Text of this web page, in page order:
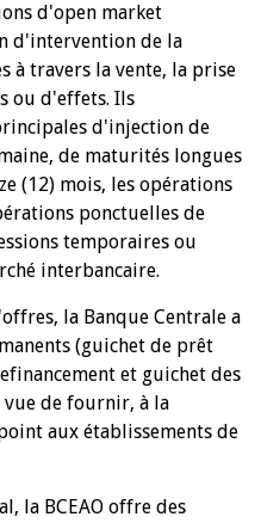
d'open market
d'intervention de la
à travers la vente, la prise
ou d'effets. Ils
d'injection de
de maturités longues
(12) mois, les opérations
ponctuelles de
temporaires ou
interbancaire.
la Banque Centrale a
(guichet de prêt
et guichet des
vue de fournir, à la
aux établissements de
la BCEAO offre des